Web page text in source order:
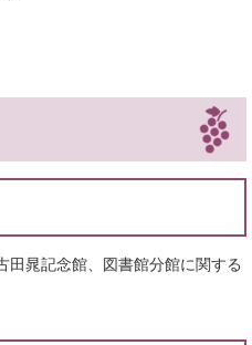
田晁記念館、図書館分館に関する